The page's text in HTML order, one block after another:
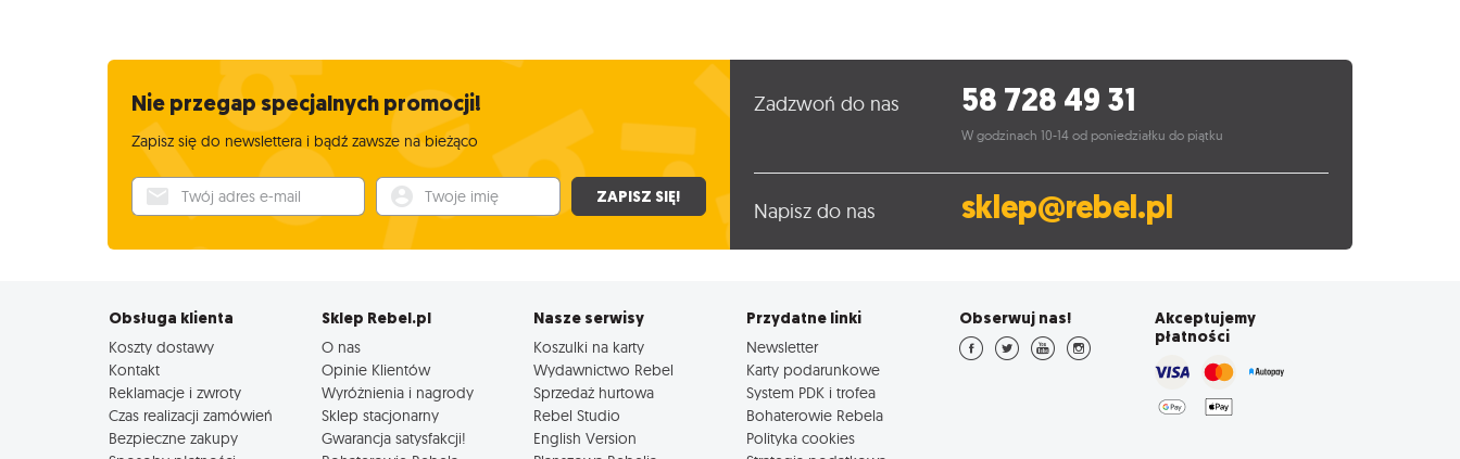
Nie przegap specjalnych promocji!
Zapisz się do newslettera i bądź zawsze na bieżąco
Twój adres e-mail Twoje imię ZAPISZ SIĘ!
Zadzwoń do nas 58 728 49 31
W godzinach 10-14 od poniedziałku do piątku
Napisz do nas sklep@rebel.pl
Obsługa klienta
Koszty dostawy
Kontakt
Reklamacje i zwroty
Czas realizacji zamówień
Bezpieczne zakupy
Sklep Rebel.pl
O nas
Opinie Klientów
Wyróżnienia i nagrody
Sklep stacjonarny
Gwarancja satysfakcji!
Nasze serwisy
Koszulki na karty
Wydawnictwo Rebel
Sprzedaż hurtowa
Rebel Studio
English Version
Przydatne linki
Newsletter
Karty podarunkowe
System PDK i trofea
Bohaterowie Rebela
Polityka cookies
Obserwuj nas!
Akceptujemy
płatności